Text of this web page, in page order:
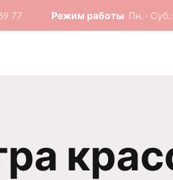
77 Режим работы Пн. -